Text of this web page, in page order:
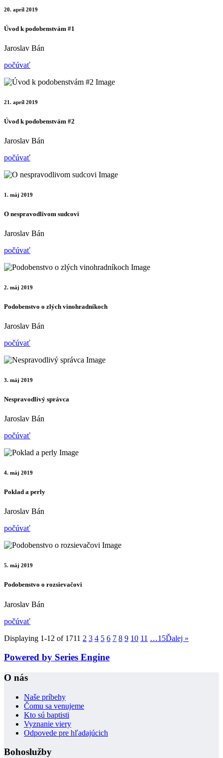
20. apríl 2019
Úvod k podobenstvám #1
Jaroslav Bán
počúvať
21. apríl 2019
Úvod k podobenstvám #2
Jaroslav Bán
počúvať
1. máj 2019
O nespravodlivom sudcovi
Jaroslav Bán
počúvať
2. máj 2019
Podobenstvo o zlých vinohradníkoch
Jaroslav Bán
počúvať
3. máj 2019
Nespravodlivý správca
Jaroslav Bán
počúvať
4. máj 2019
Poklad a perly
Jaroslav Bán
počúvať
5. máj 2019
Podobenstvo o rozsievačovi
Jaroslav Bán
počúvať
Displaying 1-12 of 1711 2 3 4 5 6 7 8 9 10 11 …15Ďalej »
Powered by Series Engine
O nás
Naše príbehy
Čomu sa venujeme
Kto sú baptisti
Vyznanie viery
Odpovede pre hľadajúcich
Bohoslužby